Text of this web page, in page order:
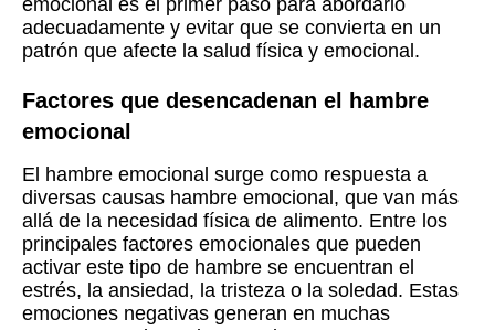
emocional es el primer paso para abordarlo
adecuadamente y evitar que se convierta en un
patrón que afecte la salud física y emocional.
Factores que desencadenan el hambre
emocional
El hambre emocional surge como respuesta a
diversas causas hambre emocional, que van más
allá de la necesidad física de alimento. Entre los
principales factores emocionales que pueden
activar este tipo de hambre se encuentran el
estrés, la ansiedad, la tristeza o la soledad. Estas
emociones negativas generan en muchas